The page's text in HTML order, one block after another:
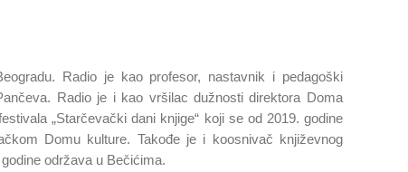
Radio je kao profesor, nastavnik i pedagoški
Radio je i kao vršilac dužnosti direktora Doma
„Starčevački dani knjige“ koji se od 2019. godine
Domu kulture. Takođe je i koosnivač književnog
održava u Bečićima.